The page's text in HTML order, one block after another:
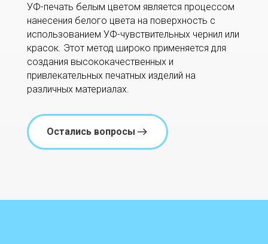
УФ-печать белым цветом является процессом
нанесения белого цвета на поверхность с
использованием УФ-чувствительных чернил или
красок. Этот метод широко применяется для
создания высококачественных и
привлекательных печатных изделий на
различных материалах.
Остались вопросы